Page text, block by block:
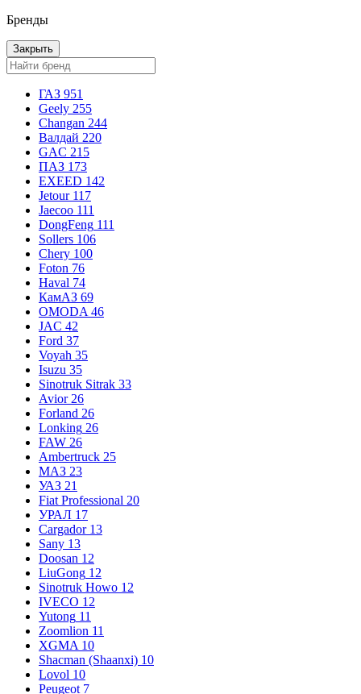
Бренды
Закрыть
ГАЗ 951
Geely 255
Changan 244
Валдай 220
GAC 215
ПАЗ 173
EXEED 142
Jetour 117
Jaecoo 111
DongFeng 111
Sollers 106
Chery 100
Foton 76
Haval 74
КамАЗ 69
OMODA 46
JAC 42
Ford 37
Voyah 35
Isuzu 35
Sinotruk Sitrak 33
Avior 26
Forland 26
Lonking 26
FAW 26
Ambertruck 25
МАЗ 23
УАЗ 21
Fiat Professional 20
УРАЛ 17
Cargador 13
Sany 13
Doosan 12
LiuGong 12
Sinotruk Howo 12
IVECO 12
Yutong 11
Zoomlion 11
XGMA 10
Shacman (Shaanxi) 10
Lovol 10
Peugeot 7